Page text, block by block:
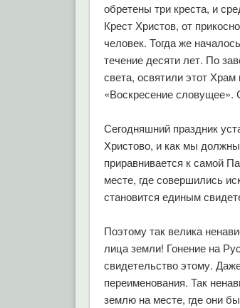
обретены три креста, и
Крест Христов, от
человек. Тогда же
течение десяти лет. По
света, освятили этот
«Воскресение словущее».
Сегодняшний праздник
Христово, и как мы
приравнивается к самой
месте, где совершились
становится единым
Поэтому так велика
лица земли! Гонение на
свидетельство этому.
переименования. Так
землю на месте, где они